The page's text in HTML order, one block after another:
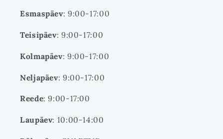
Esmaspäev: 9:00-17:00
Teisipäev: 9:00-17:00
Kolmapäev: 9:00-17:00
Neljapäev: 9:00-17:00
Reede: 9:00-17:00
Laupäev: 10:00-14:00